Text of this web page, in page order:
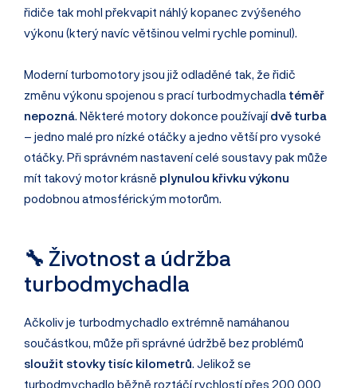
řidiče tak mohl překvapit náhlý kopanec zvýšeného
výkonu (který navíc většinou velmi rychle pominul).
Moderní turbomotory jsou již odladěné tak, že řidič
změnu výkonu spojenou s prací turbodmychadla téměř
nepozná. Některé motory dokonce používajídvě turba
– jedno malé pro nízké otáčky a jedno větší pro vysoké
otáčky. Při správném nastavení celé soustavy pak může
mít takový motor krásně plynulou křivku výkonu
podobnou atmosférickým motorům.
🔧 Životnost a údržba
turbodmychadla
Ačkoliv je turbodmychadlo extrémně namáhanou
součástkou, může při správné údržbě bez problémů
sloužit stovky tisíc kilometrů. Jelikož se
turbodmychadlo běžně roztáčí rychlostí přes 200 000